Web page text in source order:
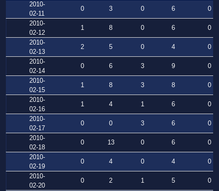
2010-
02-11
0 3 0 6
0
2010-
02-12
1 8 0 6
0
2010-
02-13
2 5 0 4
0
2010-
02-14
0 6 3 9
0
2010-
02-15
1 8 3 8
0
2010-
02-16
1 4 1 6
0
2010-
02-17
0 0 3 6
0
2010-
02-18
0 13 0 6
0
2010-
02-19
0 4 0 4
0
2010-
02-20
0 2 1 5
0